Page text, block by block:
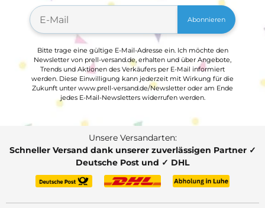
Abonnieren
Bitte trage eine gültige E-Mail-Adresse ein. Ich möchte den
Newsletter von prell-versand.de, erhalten und über Angebote,
Trends und Aktionen des Verkäufers per E-Mail informiert
werden. Diese Einwilligung kann jederzeit mit Wirkung für die
Zukunft unter www.prell-versand.de/Newsletter oder am Ende
jedes E-Mail-Newsletters widerrufen werden.
Unsere Versandarten:
Schneller Versand dank unserer zuverlässigen Partner ✓
Deutsche Post und ✓ DHL